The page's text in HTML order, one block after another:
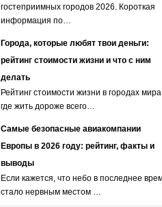
гостеприимных городов 2026. Короткая
информация по…
Города, которые любят твои деньги:
рейтинг стоимости жизни и что с ним
делать
Рейтинг стоимости жизни в городах
где жить дороже всего…
Самые безопасные авиакомпании
Европы в 2026 году: рейтинг, факты и
выводы
Если кажется, что небо в последнее
стало нервным местом …